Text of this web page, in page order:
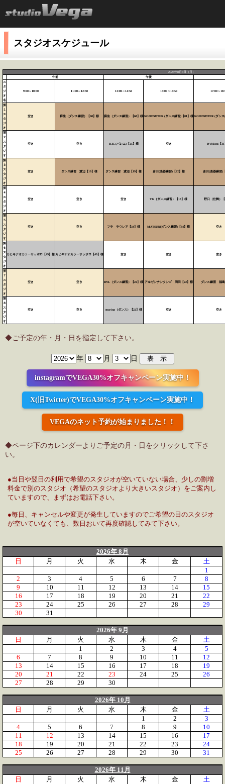
スタジオスケジュール
2026年8月3日（月）
午前
午後
ス
タ
ジ
オ
名
9:00～10:50 11:00～12:50 13:00～14:50 15:00～16:50 17:00～
第
１
ス
タ
ジ
オ
空き 蘇生（ダンス練習）【68】様 蘇生（ダンス練習）【68】様GOODSISTER (ダンス練習)【81】様GOODSISTER (ダン
第
２
ス
タ
ジ
オ
空き 空き R.K.(バレエ)【25】様 空き D’visions【
第
３
ス
タ
ジ
オ
空き ダンス練習 渡辺【19】様 ダンス練習 渡辺【19】様 倉田(楽器練習)【22】様 倉田(楽器練習)
第
４
ス
タ
ジ
オ
空き 空き 空き TK（ダンス練習）【13】様 野口（仕舞）【
第
５
ス
タ
ジ
オ
空き 空き フラ ラウレア【34】様 MATSURI(ダンス練習)【34】様 空き
第
６
ス
タ
ジ
オ
カヒキナオカラーサッポロ【49】様 カヒキナオカラーサッポロ【49】様 空き 空き 空き
第
７
ス
タ
ジ
オ
空き 空き RYL（ダンス練習）【22】様 アルゼンチンタンゴ 岡田【22】様 ダンス練習 福島
第
８
ス
タ
ジ
オ
空き 空き marina（ダンス）【22】様 空き 空き
◆ご予定の年・月・日を指定して下さい。
年 月 日
instagramでVEGA30%オフキャンペーン実施中！
X(旧Twitter)でVEGA30%オフキャンペーン実施中！
VEGAのネット予約が始まりました！！
◆ページ下のカレンダーよりご予定の月・日をクリックして下さ
い。
●当日や翌日の利用で希望のスタジオが空いていない場合、少しの割増
料金で別のスタジオ（希望のスタジオより大きいスタジオ）をご案内し
ていますので、まずはお電話下さい。
●毎日、キャンセルや変更が発生していますのでご希望の日のスタジオ
が空いていなくても、数日おいて再度確認してみて下さい。
2026年 8月
日
月 火 水 木 金
土
1
2
3 4 5 6 7
8
9
10 11 12 13 14
15
16
17 18 19 20 21
22
23
24 25 26 27 28
29
30
31
2026年 9月
日
月 火 水 木 金
土
1
2 3 4
5
6
7 8 9 10 11
12
13
14 15 16 17 18
19
20
21 22 23 24 25
26
27
28 29 30
2026年 10月
日
月 火 水 木 金
土
1
2
3
4
5 6 7 8 9
10
11
12 13 14 15 16
17
18
19 20 21 22 23
24
25
26 27 28 29 30 31
2026年 11月
日
月 火 水 木 金
土